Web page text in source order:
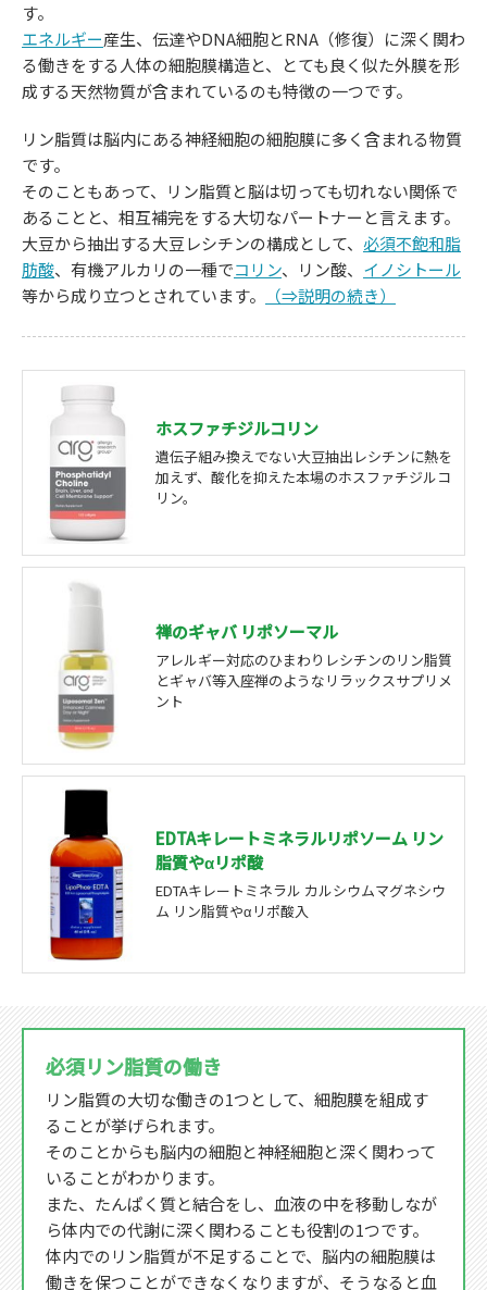
す。
エネルギー産生、伝達やDNA細胞とRNA（修復）に深く関わ
る働きをする人体の細胞膜構造と、とても良く似た外膜を形
成する天然物質が含まれているのも特徴の一つです。
リン脂質は脳内にある神経細胞の細胞膜に多く含まれる物質
です。
そのこともあって、リン脂質と脳は切っても切れない関係で
あることと、相互補完をする大切なパートナーと言えます。
大豆から抽出する大豆レシチンの構成として、 必須不飽和脂
肪酸、有機アルカリの一種でコリン、リン酸、 イノシトール
等から成り立つとされています。
（⇒説明の続き）
ホスファチジルコリン
遺伝子組み換えでない大豆抽出レシチンに熱を
加えず、酸化を抑えた本場のホスファチジルコ
リン。
禅のギャバ リポソーマル
アレルギー対応のひまわりレシチンのリン脂質
とギャバ等入座禅のようなリラックスサプリメ
ント
EDTAキレートミネラルリポソーム リン
脂質やαリポ酸
EDTAキレートミネラル カルシウムマグネシウ
ム リン脂質やαリポ酸入
必須リン脂質の働き
リン脂質の大切な働きの1つとして、細胞膜を組成す
ることが挙げられます。
そのことからも脳内の細胞と神経細胞と深く関わって
いることがわかります。
また、たんぱく質と結合をし、血液の中を移動しなが
ら体内での代謝に深く関わることも役割の1つです。
体内でのリン脂質が不足することで、脳内の細胞膜は
働きを保つことができなくなりますが、そうなると血